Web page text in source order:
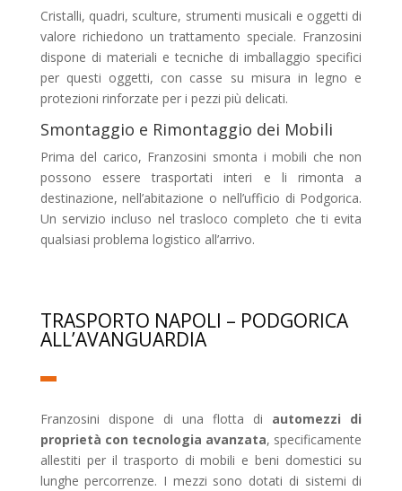
Cristalli, quadri, sculture, strumenti musicali e oggetti di
valore richiedono un trattamento speciale. Franzosini
dispone di materiali e tecniche di imballaggio specifici
per questi oggetti, con casse su misura in legno e
protezioni rinforzate per i pezzi più delicati.
Smontaggio e Rimontaggio dei Mobili
Prima del carico, Franzosini smonta i mobili che non
possono essere trasportati interi e li rimonta a
destinazione, nell’abitazione o nell’ufficio di Podgorica.
Un servizio incluso nel trasloco completo che ti evita
qualsiasi problema logistico all’arrivo.
TRASPORTO NAPOLI – PODGORICA
ALL’AVANGUARDIA
Franzosini dispone di una flotta di automezzi di
proprietà con tecnologia avanzata, specificamente
allestiti per il trasporto di mobili e beni domestici su
lunghe percorrenze. I mezzi sono dotati di sistemi di